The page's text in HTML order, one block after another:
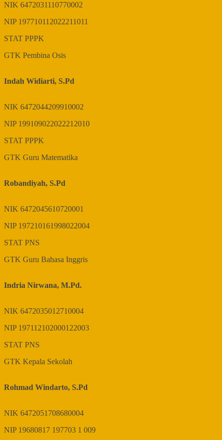
NIK 6472031110770002
NIP 197710112022211011
STAT PPPK
GTK Pembina Osis
Indah Widiarti, S.Pd
NIK 6472044209910002
NIP 199109022022212010
STAT PPPK
GTK Guru Matematika
Robandiyah, S.Pd
NIK 6472045610720001
NIP 197210161998022004
STAT PNS
GTK Guru Bahasa Inggris
Indria Nirwana, M.Pd.
NIK 6472035012710004
NIP 197112102000122003
STAT PNS
GTK Kepala Sekolah
Rohmad Windarto, S.Pd
NIK 6472051708680004
NIP 19680817 197703 1 009